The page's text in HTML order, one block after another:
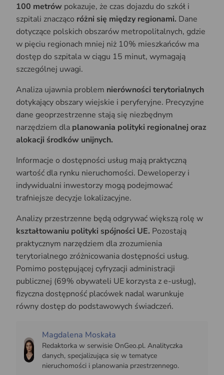
100 metrów pokazuje, że czas dojazdu do szkół i
szpitali znacząco różni się między regionami. Dane
dotyczące polskich obszarów metropolitalnych, gdzie
w pięciu regionach mniej niż 10% mieszkańców ma
dostęp do szpitala w ciągu 15 minut, wymagają
szczególnej uwagi.
Analiza ujawnia problem nierówności terytorialnych
dotykający obszary wiejskie i peryferyjne. Precyzyjne
dane geoprzestrzenne stają się niezbędnym
narzędziem dla planowania polityki regionalnej oraz
alokacji środków unijnych.
Informacje o dostępności usług mają praktyczną
wartość dla rynku nieruchomości. Deweloperzy i
indywidualni inwestorzy mogą podejmować
trafniejsze decyzje lokalizacyjne.
Analizy przestrzenne będą odgrywać większą rolę w
kształtowaniu polityki spójności UE. Pozostają
praktycznym narzędziem dla zrozumienia
terytorialnego zróżnicowania dostępności usług.
Pomimo postępującej cyfryzacji administracji
publicznej (69% obywateli UE korzysta z e-usług),
fizyczna dostępność placówek nadal warunkuje
równy dostęp do podstawowych świadczeń.
Magdalena Moskała
Redaktorka w serwisie OnGeo.pl. Analityczka
danych, specjalizująca się w tematyce
nieruchomości i planowania przestrzennego.